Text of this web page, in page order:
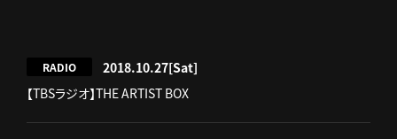
RADIO 2018.10.27[Sat]
【TBSラジオ】THE ARTIST BOX